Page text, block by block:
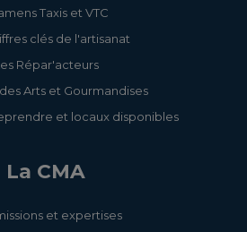
Taxis et VTC
clés de l'artisanat
Répar'acteurs
Arts et Gourmandises
et locaux disponibles
La CMA
et expertises